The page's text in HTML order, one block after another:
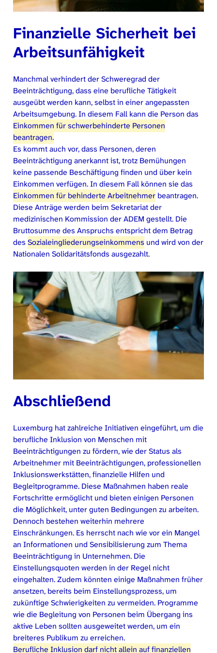
Finanzielle Sicherheit bei
Arbeitsunfähigkeit
Manchmal verhindert der Schweregrad der
Beeinträchtigung, dass eine berufliche Tätigkeit
ausgeübt werden kann, selbst in einer angepassten
Arbeitsumgebung. In diesem Fall kann die Person das
Einkommen für schwerbehinderte Personen
beantragen.
Es kommt auch vor, dass Personen, deren
Beeinträchtigung anerkannt ist, trotz Bemühungen
keine passende Beschäftigung finden und über kein
Einkommen verfügen. In diesem Fall können sie das
Einkommen für behinderte Arbeitnehmerbeantragen.
Diese Anträge werden beim Sekretariat der
medizinischen Kommission der ADEM gestellt. Die
Bruttosumme des Anspruchs entspricht dem Betrag
des Sozialeingliederungseinkommens und wird von der
Nationalen Solidaritätsfonds ausgezahlt.
Abschließend
Luxemburg hat zahlreiche Initiativen eingeführt, um die
berufliche Inklusion von Menschen mit
Beeinträchtigungen zu fördern, wie der Status als
Arbeitnehmer mit Beeinträchtigungen, professionellen
Inklusionswerkstätten, finanzielle Hilfen und
Begleitprogramme. Diese Maßnahmen haben reale
Fortschritte ermöglicht und bieten einigen Personen
die Möglichkeit, unter guten Bedingungen zu arbeiten.
Dennoch bestehen weiterhin mehrere
Einschränkungen. Es herrscht nach wie vor ein Mangel
an Informationen und Sensibilisierung zum Thema
Beeinträchtigung in Unternehmen. Die
Einstellungsquoten werden in der Regel nicht
eingehalten. Zudem könnten einige Maßnahmen früher
ansetzen, bereits beim Einstellungsprozess, um
zukünftige Schwierigkeiten zu vermeiden. Programme
wie die Begleitung von Personen beim Übergang ins
aktive Leben sollten ausgeweitet werden, um ein
breiteres Publikum zu erreichen.
Berufliche Inklusion darf nicht allein auf finanziellen